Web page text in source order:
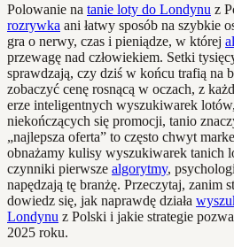
Polowanie na tanie loty do Londynu z
rozrywka ani łatwy sposób na szybkie
gra o nerwy, czas i pieniądze, w której
przewagę nad człowiekiem. Setki
sprawdzają, czy dziś w końcu trafią na
zobaczyć cenę rosnącą w oczach, z
erze inteligentnych wyszukiwarek
niekończących się promocji, tanio
„najlepsza oferta” to często chwyt
obnażamy kulisy wyszukiwarek tanich
czynniki pierwsze algorytmy,
napędzają tę branżę. Przeczytaj,
dowiedz się, jak naprawdę działa
Londynu z Polski i jakie strategie
2025 roku.